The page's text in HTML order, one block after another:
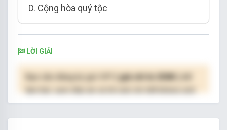
D. Cộng hòa quý tộc
LỜI GIẢI
( giá chỉ từ 250K )
hạn.